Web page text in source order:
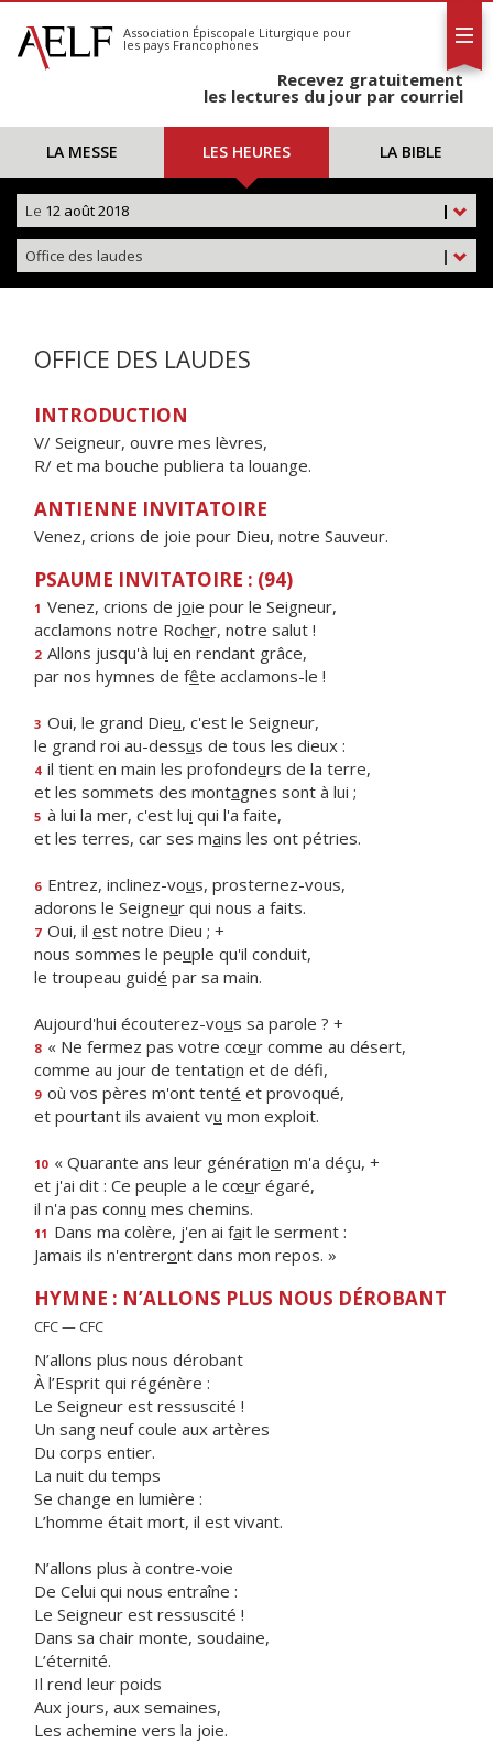
S'abonner
Calendrier
Association Épiscopale Liturgique pour
les pays Francophones
Recevez gratuitement
les lectures du jour par courriel
LA MESSE LES HEURES LA BIBLE
|
Le 12 août 2018
|
Office des laudes
OFFICE DES LAUDES
INTRODUCTION
V/ Seigneur, ouvre mes lèvres,
R/ et ma bouche publiera ta louange.
ANTIENNE INVITATOIRE
Venez, crions de joie pour Dieu, notre Sauveur.
PSAUME INVITATOIRE : (94)
1 Venez, crions de joie pour le Seigneur,
acclamons notre Rocher, notre salut !
2 Allons jusqu'à lui en rendant grâce,
par nos hymnes de fête acclamons-le !
3 Oui, le grand Dieu, c'est le Seigneur,
le grand roi au-dessus de tous les dieux :
4 il tient en main les profondeurs de la terre,
et les sommets des montagnes sont à lui ;
5 à lui la mer, c'est lui qui l'a faite,
et les terres, car ses mains les ont pétries.
6 Entrez, inclinez-vous, prosternez-vous,
adorons le Seigneur qui nous a faits.
7 Oui, il est notre Dieu ; +
nous sommes le peuple qu'il conduit,
le troupeau guidé par sa main.
Aujourd'hui écouterez-vous sa parole ? +
8 « Ne fermez pas votre cœur comme au désert,
comme au jour de tentation et de défi,
9 où vos pères m'ont tenté et provoqué,
et pourtant ils avaient vu mon exploit.
10 « Quarante ans leur génération m'a déçu, +
et j'ai dit : Ce peuple a le cœur égaré,
il n'a pas connu mes chemins.
11 Dans ma colère, j'en ai fait le serment :
Jamais ils n'entreront dans mon repos. »
HYMNE : N’ALLONS PLUS NOUS DÉROBANT
CFC — CFC
N’allons plus nous dérobant
À l’Esprit qui régénère :
Le Seigneur est ressuscité !
Un sang neuf coule aux artères
Du corps entier.
La nuit du temps
Se change en lumière :
L’homme était mort, il est vivant.
N’allons plus à contre-voie
De Celui qui nous entraîne :
Le Seigneur est ressuscité !
Dans sa chair monte, soudaine,
L’éternité.
Il rend leur poids
Aux jours, aux semaines,
Les achemine vers la joie.